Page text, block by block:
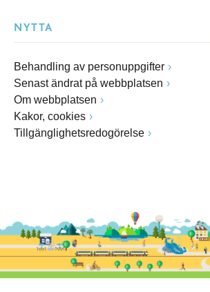
NYTTA
Behandling av personuppgifter
Senast ändrat på webbplatsen
Om webbplatsen
Kakor, cookies
Tillgänglighetsredogörelse